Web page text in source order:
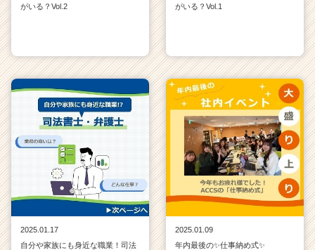
がいる？Vol.2
がいる？Vol.1
2025.01.17
自分や家族にも身近な職業！司法
2025.01.09
年内最後の✨仕事納め式✨